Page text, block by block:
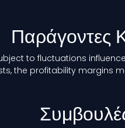
Παράγοντες
to fluctuations
the profitability margins